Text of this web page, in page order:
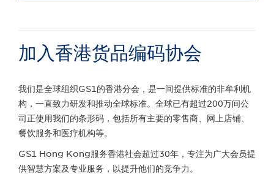
加入香港货品编码协会
我们是全球组织GS1的香港分会，是一间提供标准的非牟利机
构，一直致力研发和推动全球标准。全球已有超过200万间公
司正使用我们的条形码，包括所有主要的零售商、网上店铺、
餐饮服务和医疗机构等。
GS1 Hong Kong服务香港社会超过30年，专注为广大会员提
供智慧方案及专业服务，以提升他们的竞争力。